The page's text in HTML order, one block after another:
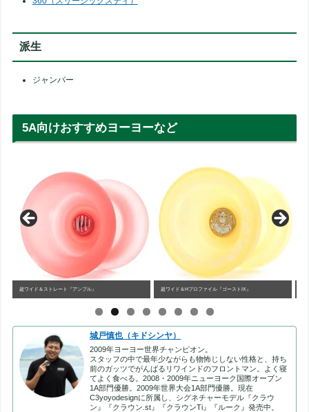
派生
ジャンパー
5A向けおすすめヨーヨーなど
超ワイド＆Hプロファイル『ゴーストIX』 世界チャンピオンバイメタル『アンビション
城戸慎也（キドシンヤ）
2009年ヨーヨー世界チャンピオン。
スタッフの中で最年少ながらも物怖じしない性格と、持ち
前のガッツでがんばるリワインドのフロントマン。よく寝
てよく食べる。2008・2009年ニューヨーク国際オープン
1A部門優勝。2009年世界大会1A部門優勝。現在
C3yoyodesignに所属し、シグネチャーモデル『クラウ
ン』『クラウン.st』『クラウンTi』『ルーク』発売中。